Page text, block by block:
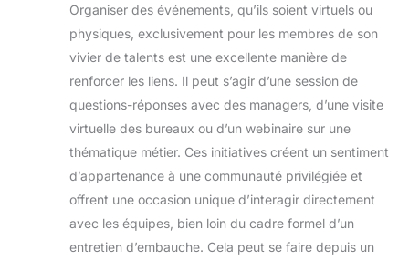
Organiser des événements, qu’ils soient virtuels ou
physiques, exclusivement pour les membres de son
vivier de talents est une excellente manière de
renforcer les liens. Il peut s’agir d’une session de
questions-réponses avec des managers, d’une visite
virtuelle des bureaux ou d’un webinaire sur une
thématique métier. Ces initiatives créent un sentiment
d’appartenance à une communauté privilégiée et
offrent une occasion unique d’interagir directement
avec les équipes, bien loin du cadre formel d’un
entretien d’embauche. Cela peut se faire depuis un